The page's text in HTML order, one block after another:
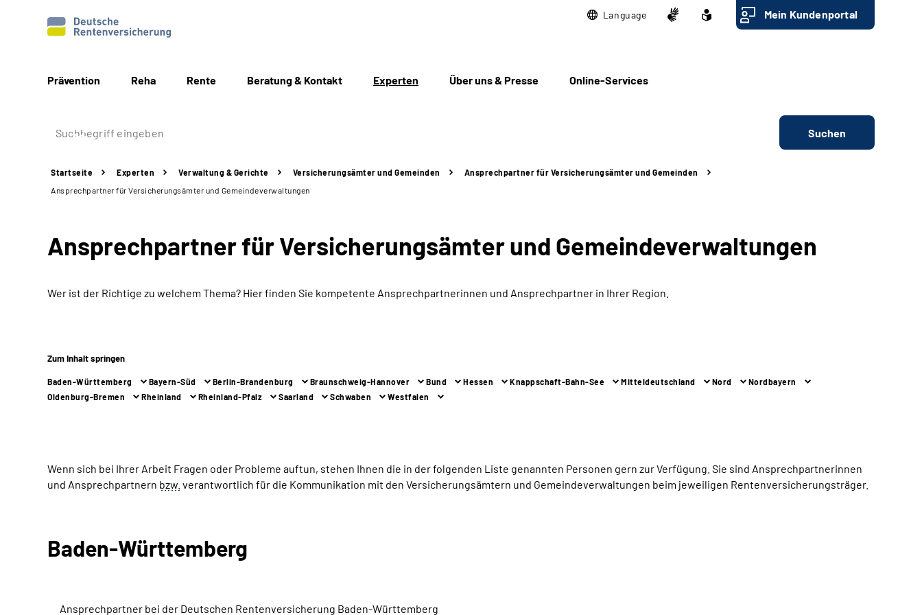
Language Mein Kundenportal
Prävention Reha Rente Beratung & Kontakt Experten Über uns & Presse Online-Services
Suchen
Startseite Experten Verwaltung & Gerichte Versicherungsämter und Gemeinden
Ansprechpartner für Versicherungsämter und Gemeinden
Ansprechpartner für Versicherungsämter und Gemeindeverwaltungen
Ansprechpartner für Versicherungsämter und Gemeindeverwaltungen
Wer ist der Richtige zu welchem Thema? Hier finden Sie kompetente Ansprechpartnerinnen und Ansprechpartner in Ihrer Region.
Zum Inhalt springen
Baden-Württemberg Bayern-Süd Berlin-Brandenburg Braunschweig-Hannover Bund Hessen Knappschaft-Bahn-See Mitteldeutschland Nord
Nordbayern
Oldenburg-Bremen
Rheinland Rheinland-Pfalz Saarland Schwaben Westfalen
Wenn sich bei Ihrer Arbeit Fragen oder Probleme auftun, stehen Ihnen die in der folgenden Liste genannten Personen gern zur Verfügung. Sie sind Ansprechpartnerinnen
und Ansprechpartnern bzw. verantwortlich für die Kommunikation mit den Versicherungsämtern und Gemeindeverwaltungen beim jeweiligen Rentenversicherungsträger.
Baden-Württemberg
Ansprechpartner bei der Deutschen Rentenversicherung Baden-Württemberg